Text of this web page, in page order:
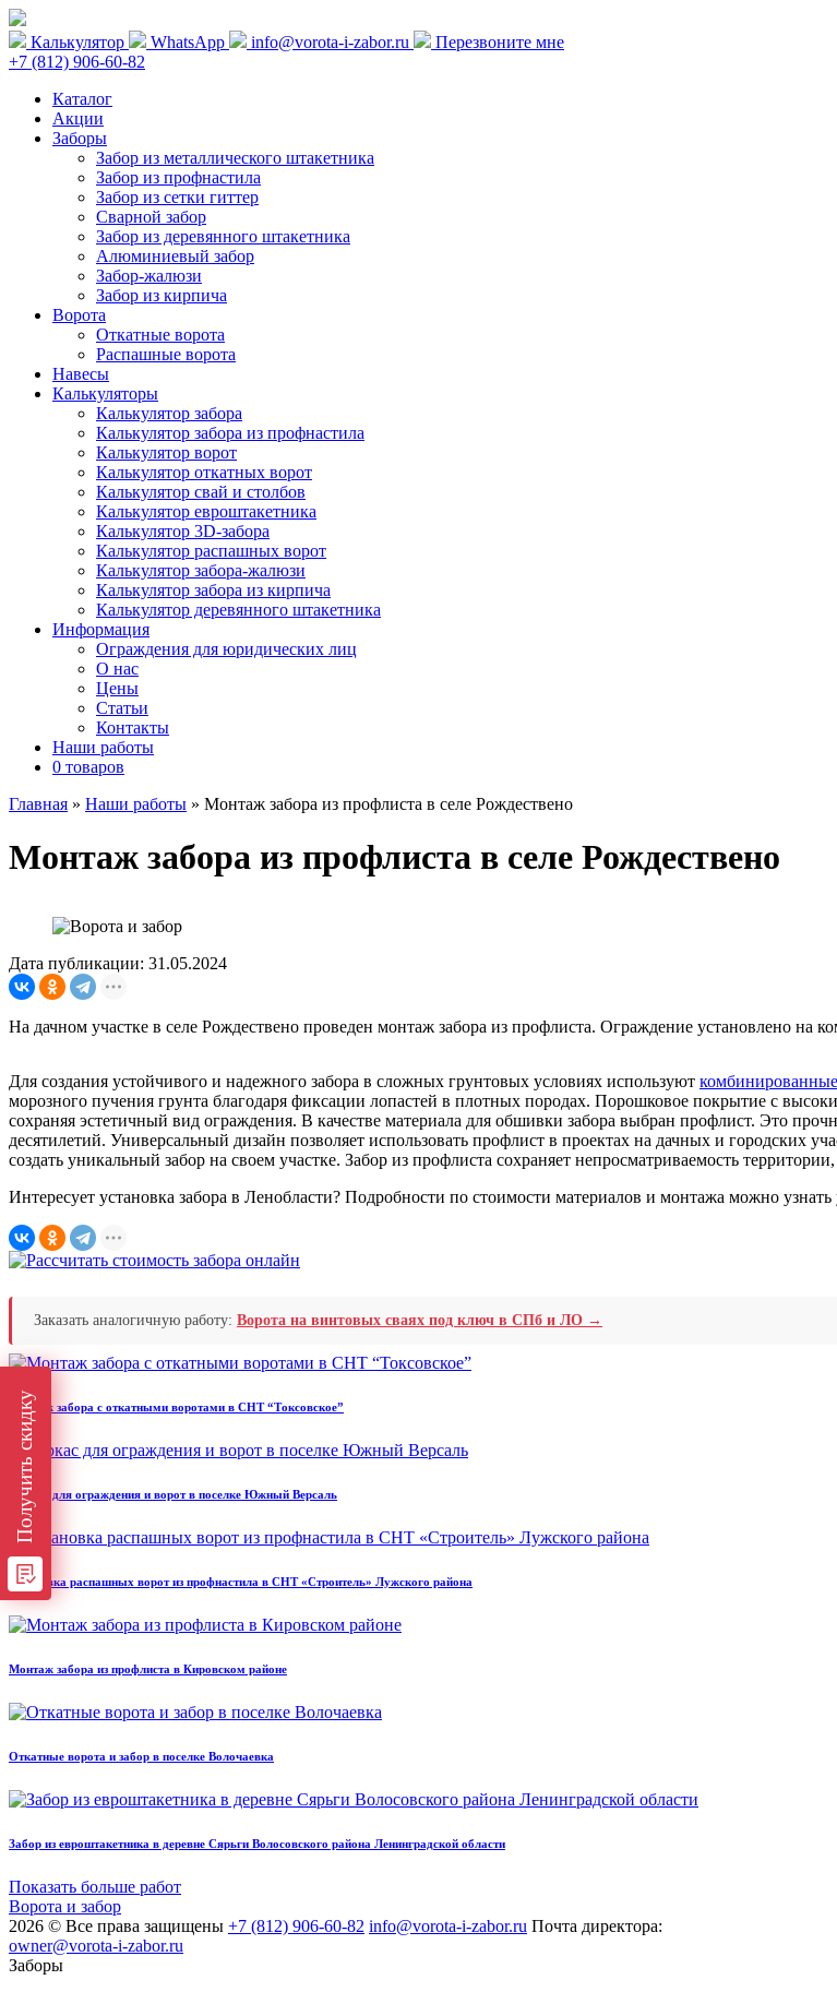
Калькулятор WhatsApp info@vorota-i-zabor.ru
Перезвоните мне
+7 (812) 906-60-82
Каталог
Акции
Заборы
Забор из металлического штакетника
Забор из профнастила
Забор из сетки гиттер
Сварной забор
Забор из деревянного штакетника
Алюминиевый забор
Забор-жалюзи
Забор из кирпича
Ворота
Откатные ворота
Распашные ворота
Навесы
Калькуляторы
Калькулятор забора
Калькулятор забора из профнастила
Калькулятор ворот
Калькулятор откатных ворот
Калькулятор свай и столбов
Калькулятор евроштакетника
Калькулятор 3D-забора
Калькулятор распашных ворот
Калькулятор забора-жалюзи
Калькулятор забора из кирпича
Калькулятор деревянного штакетника
Информация
Ограждения для юридических лиц
О нас
Цены
Статьи
Контакты
Наши работы
0 товаров
Главная » Наши работы » Монтаж забора из профлиста в селе Рождествено
Монтаж забора из профлиста в селе Рождествено
Дата публикации: 31.05.2024
На дачном участке в селе Рождествено проведен монтаж забора из профлиста. Ограждение установлено на
Для создания устойчивого и надежного забора в сложных грунтовых условиях используют
морозного пучения грунта благодаря фиксации лопастей в плотных породах. Порошковое покрытие с
сохраняя эстетичный вид ограждения. В качестве материала для обшивки забора выбран профлист. Это
десятилетий. Универсальный дизайн позволяет использовать профлист в проектах на дачных и городских
создать уникальный забор на своем участке. Забор из профлиста сохраняет непросматриваемость
Интересует установка забора в Ленобласти? Подробности по стоимости материалов и монтажа можно
Заказать аналогичную работу: Ворота на винтовых сваях под ключ в СПб и ЛО →
Монтаж забора с откатными воротами в СНТ “Токсовское”
Каркас для ограждения и ворот в поселке Южный Версаль
Установка распашных ворот из профнастила в СНТ «Строитель» Лужского района
Монтаж забора из профлиста в Кировском районе
Откатные ворота и забор в поселке Волочаевка
Забор из евроштакетника в деревне Сярьги Волосовского района Ленинградской области
Показать больше работ
Ворота и забор
2026 © Все права защищены +7 (812) 906-60-82 info@vorota-i-zabor.ru Почта директора:
owner@vorota-i-zabor.ru
Заборы
Получить скидку